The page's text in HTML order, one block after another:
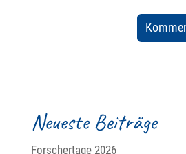
Neueste Beiträge
Forschertage 2026